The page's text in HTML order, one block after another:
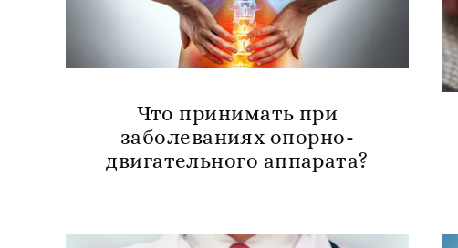
Что принимать при
заболеваниях опорно-
двигательного аппарата?